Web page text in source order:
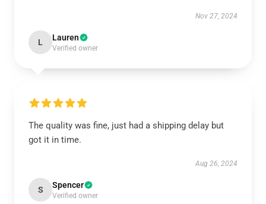
Nov 27, 2024
L Lauren
Verified owner
The quality was fine, just had a shipping delay but
got it in time.
Aug 26, 2024
S Spencer
Verified owner